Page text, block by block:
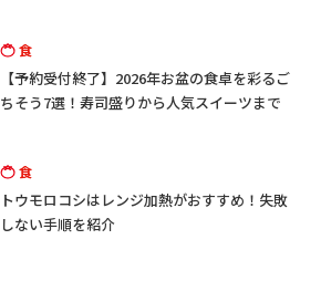
食
【予約受付終了】2026年お盆の食卓を彩るご
ちそう7選！寿司盛りから人気スイーツまで
食
トウモロコシはレンジ加熱がおすすめ！失敗
しない手順を紹介